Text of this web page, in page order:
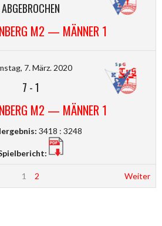
ABGEBROCHEN
M2 — MÄNNER 1
7. März. 2020
7 -1
M2 — MÄNNER 1
3418 : 3248
1 2 Weiter